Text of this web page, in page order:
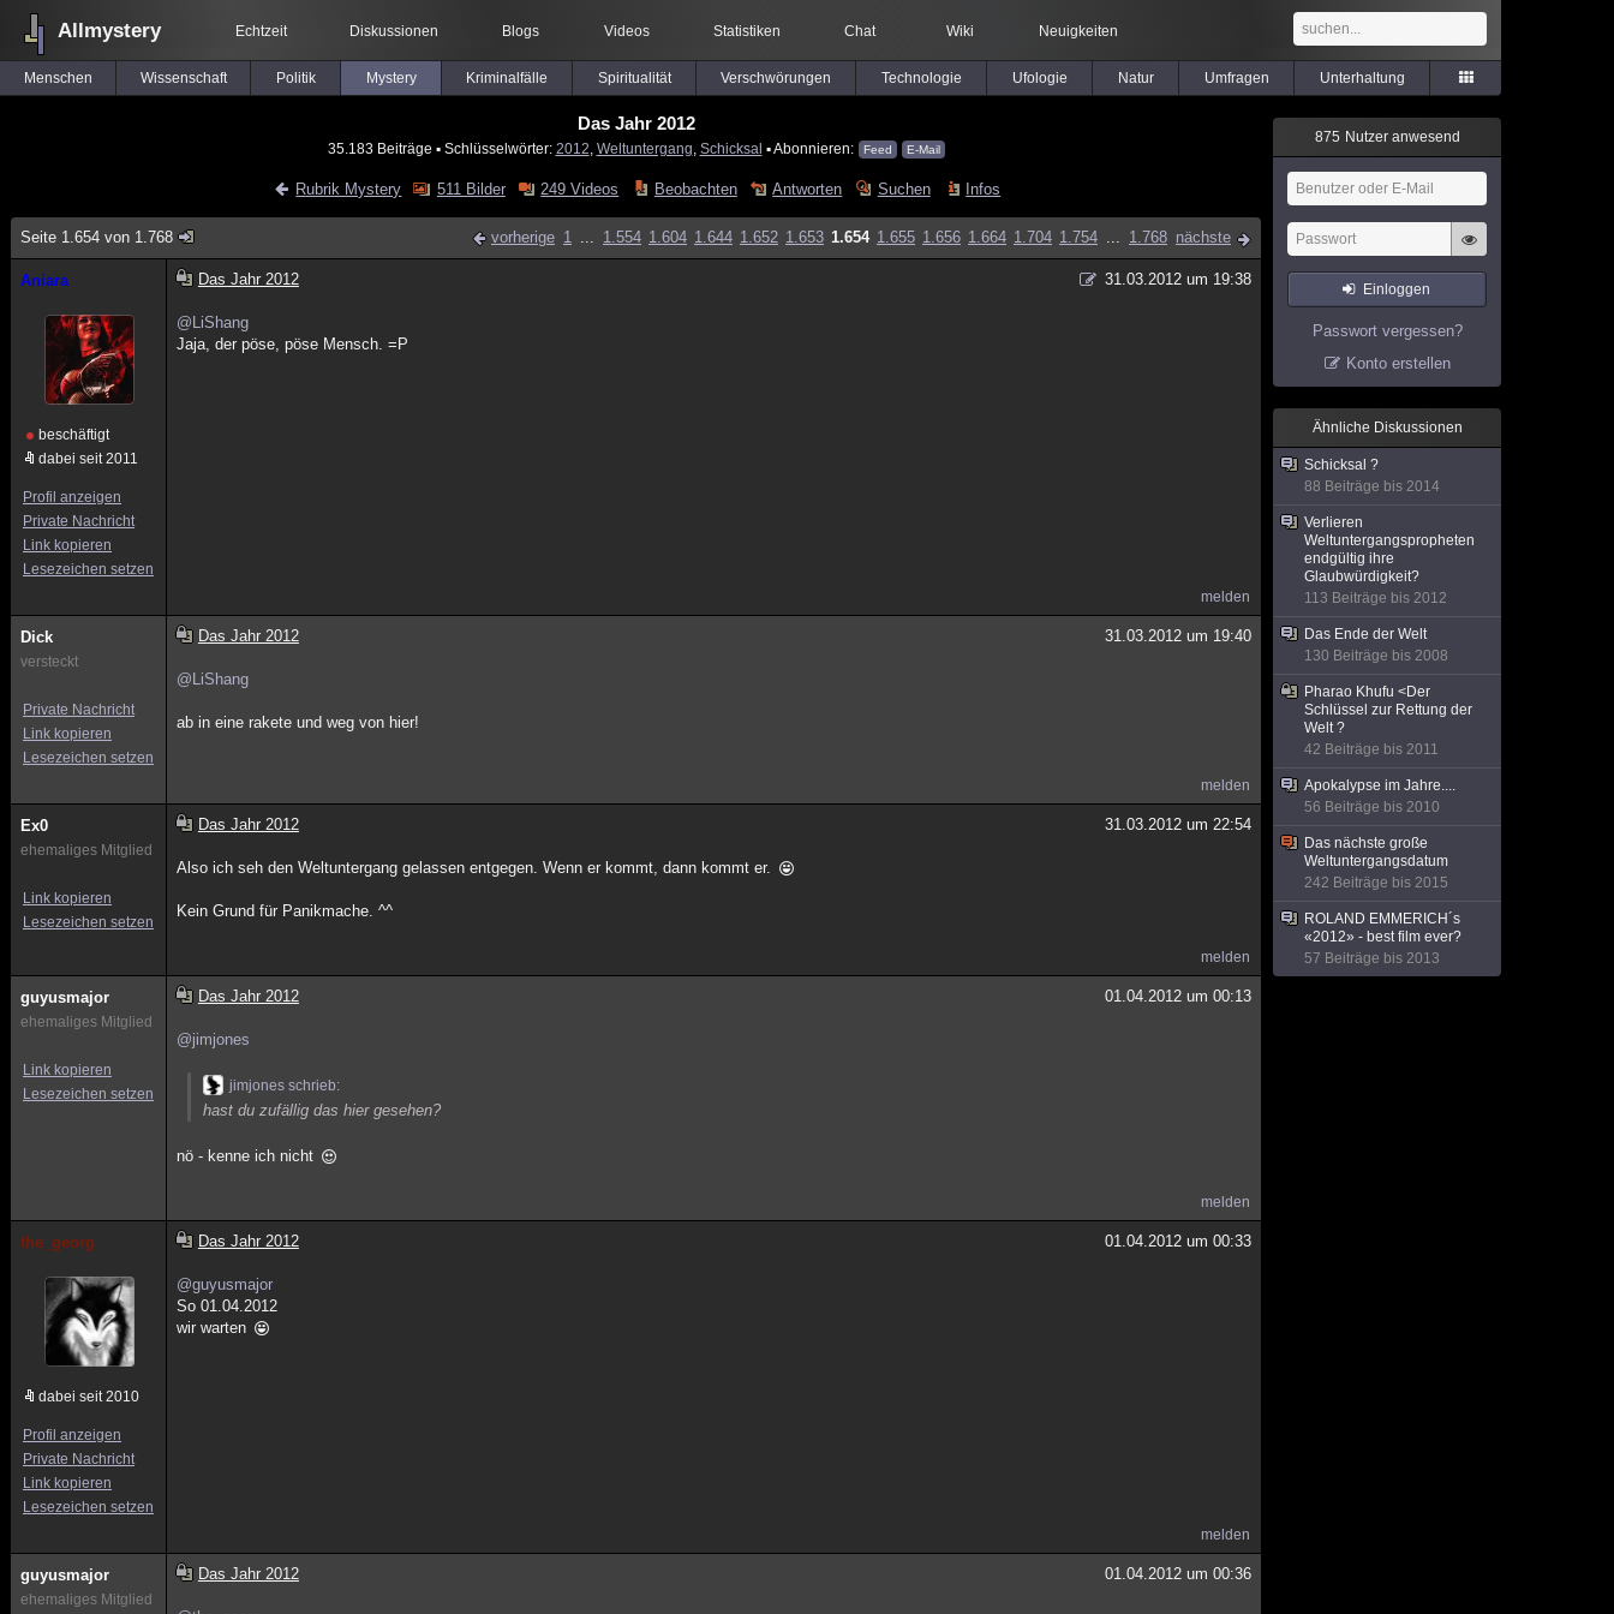
Allmystery Echtzeit Diskussionen Blogs Videos Statistiken Chat Wiki Neuigkeiten
Menschen Wissenschaft Politik Mystery Kriminalfälle Spiritualität Verschwörungen Technologie Ufologie Natur Umfragen Unterhaltung
Das Jahr 2012
35.183 Beiträge ▪ Schlüsselwörter: 2012 Weltuntergang Schicksal ▪ Abonnieren: Feed E-Mail
Rubrik Mystery 511 Bilder 249 Videos Beobachten Antworten Suchen Infos
Seite 1.654 von 1.768 vorherige 1 ... 1.554 1.604 1.644 1.652 1.653 1.654 1.655 1.656 1.664 1.704 1.754 ... 1.768 nächste
Aniara
beschäftigt
dabei seit 2011
Profil anzeigen
Private Nachricht
Link kopieren
Lesezeichen setzen
Das Jahr 2012 31.03.2012 um 19:38
@LiShang
Jaja, der pöse, pöse Mensch. =P
melden
Dick
versteckt
Private Nachricht
Link kopieren
Lesezeichen setzen
Das Jahr 2012 31.03.2012 um 19:40
@LiShang
ab in eine rakete und weg von hier!
melden
Ex0
ehemaliges Mitglied
Link kopieren
Lesezeichen setzen
Das Jahr 2012 31.03.2012 um 22:54
Also ich seh den Weltuntergang gelassen entgegen. Wenn er kommt, dann kommt er.
Kein Grund für Panikmache. ^^
melden
guyusmajor
ehemaliges Mitglied
Link kopieren
Lesezeichen setzen
Das Jahr 2012 01.04.2012 um 00:13
@jimjones
jimjones schrieb:
hast du zufällig das hier gesehen?
nö - kenne ich nicht
melden
the_georg
dabei seit 2010
Profil anzeigen
Private Nachricht
Link kopieren
Lesezeichen setzen
Das Jahr 2012 01.04.2012 um 00:33
@guyusmajor
So 01.04.2012
wir warten
melden
guyusmajor
ehemaliges Mitglied
Das Jahr 2012 01.04.2012 um 00:36
875 Nutzer anwesend
Einloggen
Passwort vergessen?
Konto erstellen
Ähnliche Diskussionen
Schicksal ?
88 Beiträge bis 2014
Verlieren
Weltuntergangspropheten
endgültig ihre
Glaubwürdigkeit?
113 Beiträge bis 2012
Das Ende der Welt
130 Beiträge bis 2008
Pharao Khufu <Der
Schlüssel zur Rettung der
Welt ?
42 Beiträge bis 2011
Apokalypse im Jahre....
56 Beiträge bis 2010
Das nächste große
Weltuntergangsdatum
242 Beiträge bis 2015
ROLAND EMMERICH´s
«2012» - best film ever?
57 Beiträge bis 2013